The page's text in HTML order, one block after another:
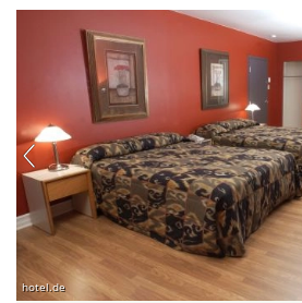
hotel.de